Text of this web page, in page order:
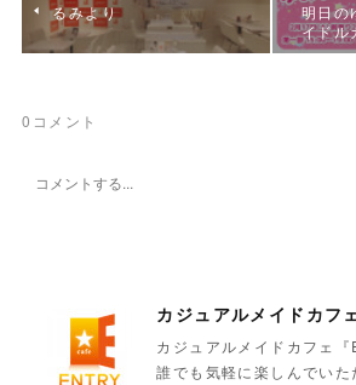
るみより
明日の
イドル
0 コメント
カジュアルメイドカフェ
誰でも気軽に楽しんでい